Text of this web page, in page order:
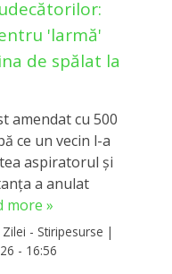
'larmă'
de spălat la
amendat cu 500
ce un vecin l-a
aspiratorul și
a anulat
more »
- Stiripesurse |
- 16:56